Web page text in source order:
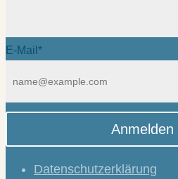
E-Mail*
Anmelden
Datenschutzerklärung